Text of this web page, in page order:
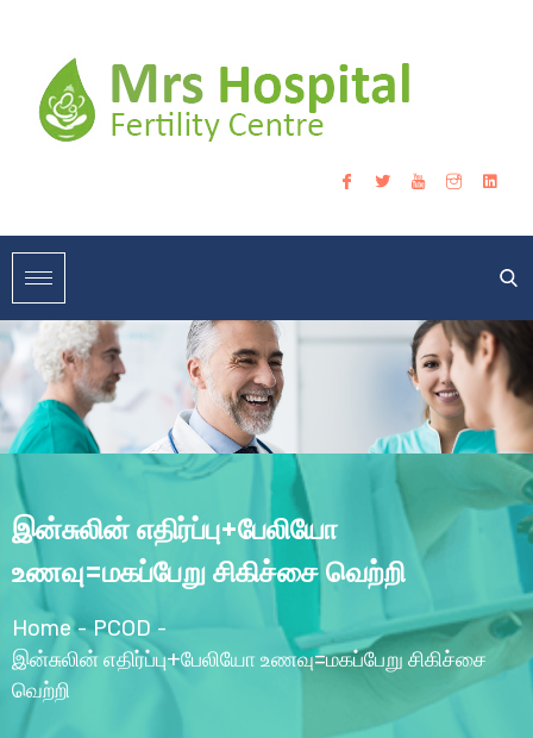
இன்சுலின் எதிர்ப்பு+பேலியோ
உணவு=மகப்பேறு சிகிச்சை வெற்றி
Home - PCOD -
இன்சுலின் எதிர்ப்பு+பேலியோ உணவு=மகப்பேறு சிகிச்சை
வெற்றி